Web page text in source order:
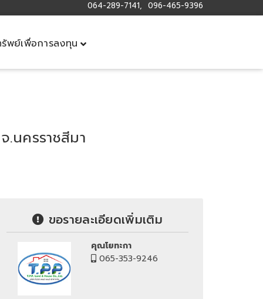
064-289-7141, 096-465-9396
พย์เพื่อการลงทุน
นครราชสีมา
ขอรายละเอียดเพิ่มเติม
คุณโยทะกา
065-353-9246